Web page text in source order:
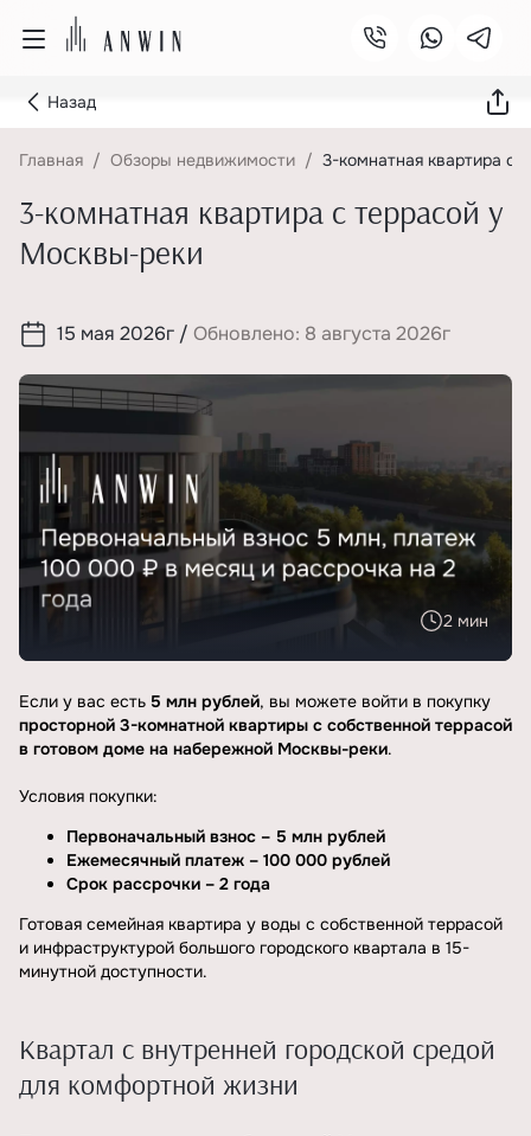
Назад
Главная Обзоры недвижимости 3-комнатная квартира с
3-комнатная квартира с террасой у
Москвы-реки
15 мая 2026г / Обновлено: 8 августа 2026г
2 мин
Если у вас есть 5 млн рублей, вы можете войти в покупку
просторной 3-комнатной квартиры с собственной террасой
в готовом доме на набережной Москвы-реки.
Условия покупки:
Первоначальный взнос – 5 млн рублей
Ежемесячный платеж – 100 000 рублей
Срок рассрочки – 2 года
Готовая семейная квартира у воды с собственной террасой
и инфраструктурой большого городского квартала в 15-
минутной доступности.
Квартал с внутренней городской средой
для комфортной жизни